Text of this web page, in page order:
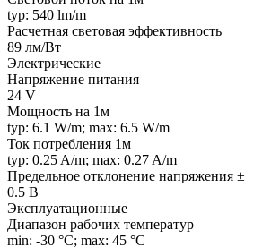
typ: 540 lm/m
Расчетная световая эффективность
89 лм/Вт
Электрические
Напряжение питания
24 V
Мощность на 1м
typ: 6.1 W/m; max: 6.5 W/m
Ток потребления 1м
typ: 0.25 A/m; max: 0.27 A/m
Предельное отклонение напряжения ±
0.5 В
Эксплуатационные
Диапазон рабочих температур
min: -30 °C; max: 45 °C